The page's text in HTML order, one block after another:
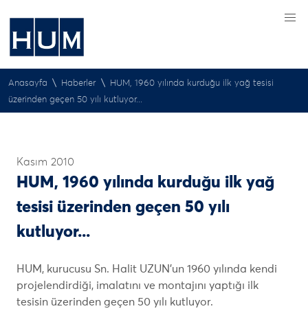
Anasayfa \ Haberler \
HUM, 1960 yılında kurduğu ilk yağ tesisi
üzerinden geçen 50 yılı kutluyor...
Kasım 2010
HUM, 1960 yılında kurduğu ilk yağ
tesisi üzerinden geçen 50 yılı
kutluyor...
HUM, kurucusu Sn. Halit UZUN'un 1960 yılında kendi
projelendirdiği, imalatını ve montajını yaptığı ilk
tesisin üzerinden geçen 50 yılı kutluyor.